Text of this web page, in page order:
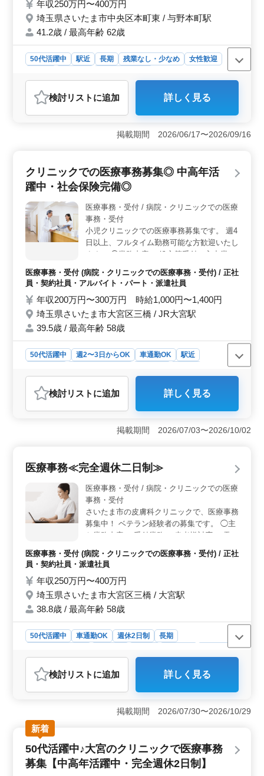
テランスタッフも活躍中です。 これまで培
ってきたスキルを発揮して頂ける方、ぜひご
応募ください！
年収250万円〜400万円
埼玉県さいたま市中央区本町東 / 与野本町駅
41.2歳 / 最高年齢 62歳
50代活躍中 駅近 長期 残業なし・少なめ
女性歓迎
おすすめポイント
＜駅近で通勤便利＞ この求人は与野本町駅から近い場
所にあり、通勤が非常に便利です。車通勤ができない方
す。通勤時間を短縮できるため、プライベートの時間も
ランスを重視する方におすすめです。年間休日も124日と
多く、休暇制度も充実しているため、リフレッシュしな
がら働けます。家族との時間も大切にできる環境で
す。 ＜ベテランスタッフと働ける＞ シニア世代の
ベテランスタッフが活躍している職場です。豊富な経験
を持つ先輩方と一緒に働くことで、仕事のノウハウを学
びやすくなります。診療報酬請求の経験があれば、これ
までのスキルを存分に活かせる職場です。
検討リスト に追加 詳しく見る
掲載期間 2026/06/17〜2026/09/16
クリニックでの医療事務募集◎ 中高年活
躍中・社会保険完備◎
医療事務・受付 / 病院・クリニックでの医療
事務・受付
小児クリニックでの医療事務募集です。 週4
日以上、フルタイム勤務可能な方歓迎いたし
ます。 ◯業務内容 ・処方箋受付の入力業務
受付、会計 ＊40代以上歓迎 ＊社会保険完備
＊アクセス便利 ベテランのスタッフさん募
集しております、お気軽にご応募下さい！
医療事務・受付 (病院・クリニックでの医療事務・受付) / 正社
員・契約社員・アルバイト・パート・派遣社員
年収200万円〜300万円 時給1,000円〜1,400円
埼玉県さいたま市大宮区三橋 / JR大宮駅
39.5歳 / 最高年齢 58歳
50代活躍中 週2〜3日からOK 車通勤OK
駅近
アルバイト・パート
おすすめポイント
＜経験者歓迎＞ 医療事務やレセプト実務経験者に理想
的な求人です。小児クリニックでの医療事務業務に携わ
りながら、経験を活かしてスキルアップができます。中
4〜5日の柔軟な就業日数や、週休2日制が整っており、ワ
ークライフバランスを大切にできます。JR大宮駅からの
アクセスが良く、無料駐車場も完備され、通勤しやすい
環境が整っています。 ＜安定した雇用条件＞ 社会
保険完備で安心して働ける環境が整っています。年収220
万円〜280万円、時給1,000円〜1,300円といった魅力的な
魅力の一つです。
検討リスト に追加 詳しく見る
掲載期間 2026/07/03〜2026/10/02
医療事務≪完全週休二日制≫
医療事務・受付 / 病院・クリニックでの医療
事務・受付
さいたま市の皮膚科クリニックで、医療事務
募集中！ ベテラン経験者の募集です。 ◯主
な業務内容 ・受付業務 ・患者様対応 ・電子
（入力程度）専用ソフトあり ・電話対応 ・
会計業務 ・保険請求 など ＊ユニフォーム貸
与。 ＊無料駐車場あり 医療秘書・医療クラ
ーク・病棟クラークなど、今までの経験を活
かせる職場です！ 今まで培ってきたスキル
医療事務・受付 (病院・クリニックでの医療事務・受付) / 正社
員・契約社員・派遣社員
年収250万円〜400万円
埼玉県さいたま市大宮区三橋 / 大宮駅
38.8歳 / 最高年齢 58歳
50代活躍中 車通勤OK 週休2日制
長期
派遣社員
おすすめポイント
＜働きやすい環境と安定した収入＞ 年収250万〜400万
円と安定した収入が見込めるほか、車通勤も可能で駐車
場も無料提供されており、通勤負担が少ないのが魅力で
す。完全週休二日制で、木曜日・日曜日・祝日が休みの
ため、ワークライフバランスを保ちながら働けます。通
勤手当も実費支給で、経済的なサポートも充実していま
す。 ＜経験を活かせる多様な業務内容＞ 受付や会
検討リスト に追加 詳しく見る
掲載期間 2026/07/30〜2026/10/29
新着
50代活躍中♪大宮のクリニックで医療事務
募集【中高年活躍中・完全週休2日制】